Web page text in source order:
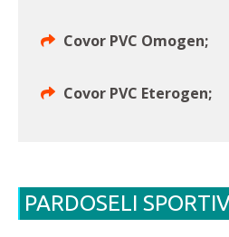
Covor PVC Omogen;
Covor PVC Eterogen;
PARDOSELI